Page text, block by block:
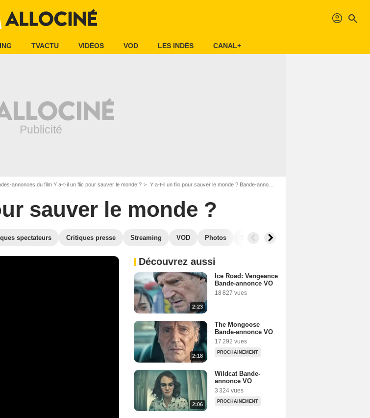
profil search
TVACTU VIDÉOS VOD LES INDÉS CANAL+
annonces du film Y a-t-il un flic pour sauver le monde ? Y a-t-il un flic pour sauver le monde ? Bande-annonce (2) VO STFR
sauver le monde ?
spectateurs Critiques presse Streaming VOD Photos Secrets de tournage
Découvrez aussi
2:23
Ice Road: Vengeance
Bande-annonce VO
18 827 vues
2:18
The Mongoose
Bande-annonce VO
17 292 vues
PROCHAINEMENT
2:06
Wildcat Bande-
annonce VO
3 324 vues
PROCHAINEMENT